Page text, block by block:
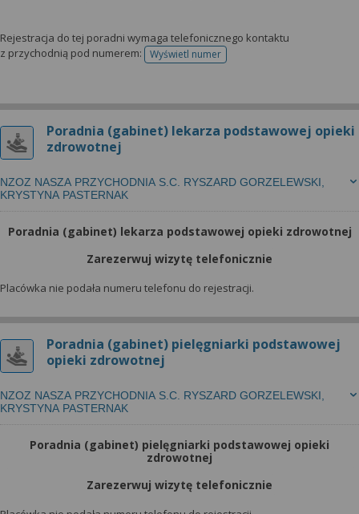
Rejestracja do tej poradni wymaga telefonicznego kontaktu
z przychodnią pod numerem:
Wyświetl numertelefonu do rejestracji
Poradnia (gabinet) lekarza podstawowej opieki
zdrowotnej
NZOZ NASZA PRZYCHODNIA S.C. RYSZARD GORZELEWSKI,
KRYSTYNA PASTERNAK
Poradnia (gabinet) lekarza podstawowej opieki zdrowotnej
Zarezerwuj wizytę telefonicznie
Placówka nie podała numeru telefonu do rejestracji.
Poradnia (gabinet) pielęgniarki podstawowej
opieki zdrowotnej
NZOZ NASZA PRZYCHODNIA S.C. RYSZARD GORZELEWSKI,
KRYSTYNA PASTERNAK
Poradnia (gabinet) pielęgniarki podstawowej opieki
zdrowotnej
Zarezerwuj wizytę telefonicznie